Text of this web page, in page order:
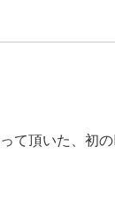
て頂いた、初